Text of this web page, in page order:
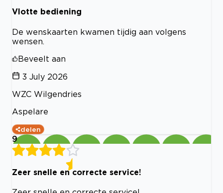
Vlotte bediening
De wenskaarten kwamen tijdig aan volgens
wensen.
Beveelt aan
3 July 2026
WZC Wilgendries
Aspelare
delen
9
Zeer snelle en correcte service!